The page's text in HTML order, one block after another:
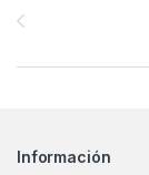
Información